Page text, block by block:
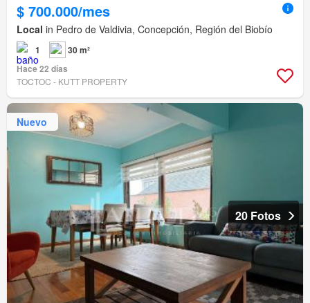
$ 700.000/mes
Local in Pedro de Valdivia, Concepción, Región del Biobío
1
30 m²
Hace 22 días
TOCTOC - KUTT PROPERTY
Nuevo
20 Fotos